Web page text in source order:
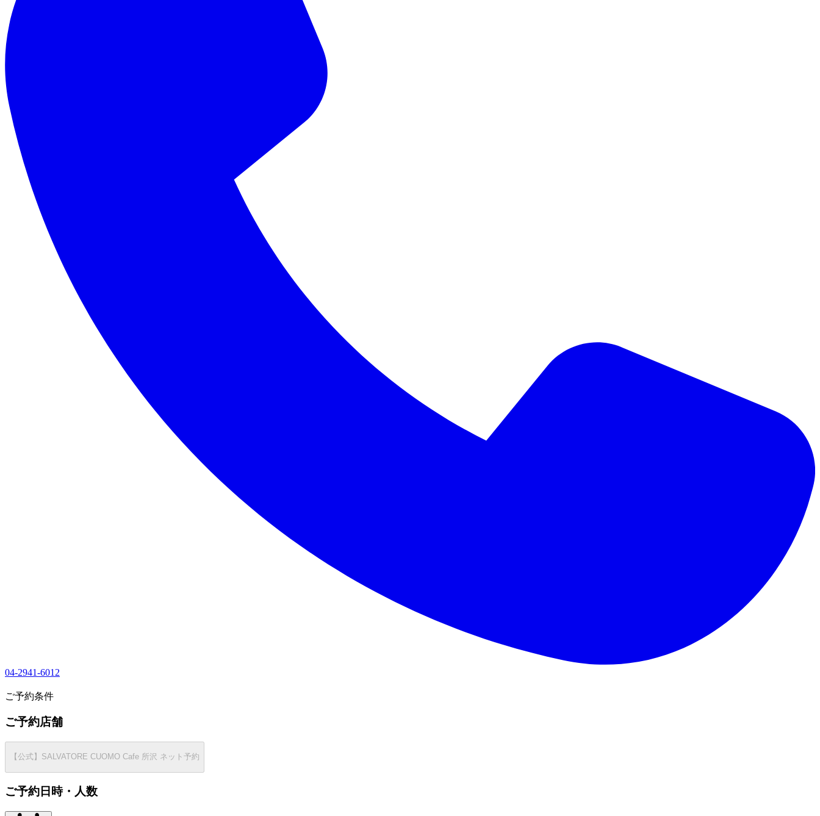
04-2941-6012
ご予約条件
ご予約店舗
【公式】SALVATORE CUOMO Cafe 所沢 ネット予約
ご予約日時・人数